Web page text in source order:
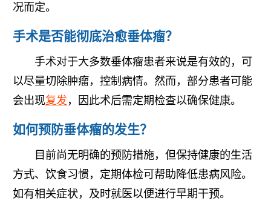
况而定。
手术是否能彻底治愈垂体瘤？
手术对于大多数垂体瘤患者来说是有效的，可
以尽量切除肿瘤，控制病情。然而，部分患者可能
会出现复发 ，因此术后需定期检查以确保健康。
如何预防垂体瘤的发生？
目前尚无明确的预防措施，但保持健康的生活
方式、饮食习惯，定期体检可帮助降低患病风险。
如有相关症状，及时就医以便进行早期干预。